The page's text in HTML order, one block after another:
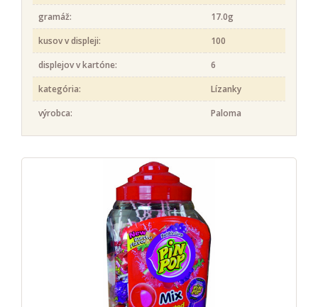
gramáž:
17.0g
kusov v displeji:
100
displejov v kartóne:
6
kategória:
Lízanky
výrobca:
Paloma